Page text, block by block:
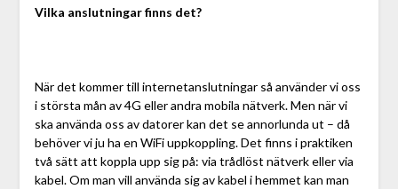
Vilka anslutningar finns det?
När det kommer till internetanslutningar så använder vi oss
i största mån av 4G eller andra mobila nätverk. Men när vi
ska använda oss av datorer kan det se annorlunda ut – då
behöver vi ju ha en WiFi uppkoppling. Det finns i praktiken
två sätt att koppla upp sig på: via trådlöst nätverk eller via
kabel. Om man vill använda sig av kabel i hemmet kan man